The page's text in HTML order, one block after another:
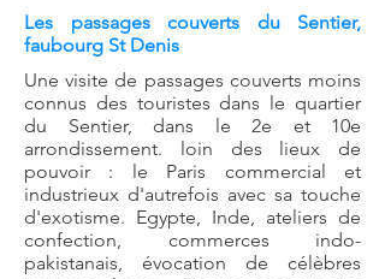
Les passages couverts du Sentier,
faubourg St Denis
Une visite de passages couverts moins
connus des touristes dans le quartier
du Sentier, dans le 2e et 10e
arrondissement. loin des lieux de
pouvoir : le Paris commercial et
industrieux d'autrefois avec sa touche
d'exotisme. Egypte, Inde, ateliers de
confection, commerces indo-
pakistanais, évocation de célèbres